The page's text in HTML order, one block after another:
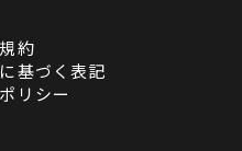
約
基づく表記
リシー